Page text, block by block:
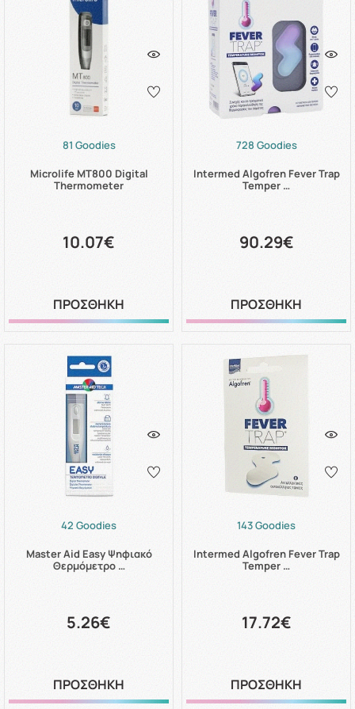
81 Goodies
Microlife MT800 Digital
Thermometer
10.07€
ΠΡΟΣΘΗΚΗ
728 Goodies
Intermed Algofren Fever Trap
Temper …
90.29€
ΠΡΟΣΘΗΚΗ
42 Goodies
Master Aid Easy Ψηφιακό
Θερμόμετρο …
5.26€
ΠΡΟΣΘΗΚΗ
143 Goodies
Intermed Algofren Fever Trap
Temper …
17.72€
ΠΡΟΣΘΗΚΗ